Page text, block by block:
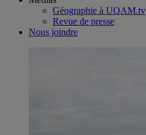
Géographie à UQAM.tv
Revue de presse
Nous joindre